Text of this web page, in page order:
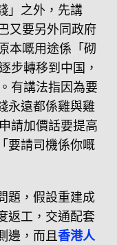
」之外，先講
又要另外同政府
本嘅用途係「砌
步轉移到中国，
有講法指因為要
永遠都係雞與雞
請加價話要提高
要請司機係你嘅
題，假設重建成
返工，交通配套
邊，而且香港人